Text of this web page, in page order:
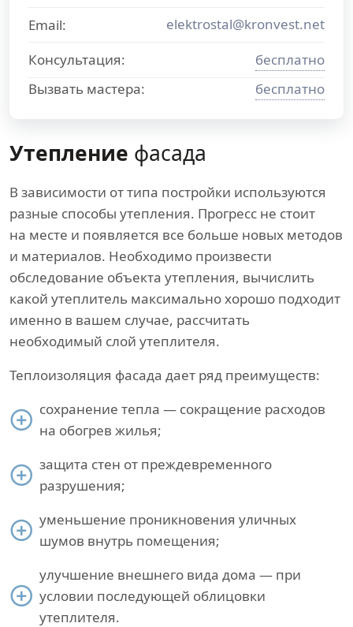
Утепление фасада
В зависимости от типа постройки используются
разные способы утепления. Прогресс не стоит
на месте и появляется все больше новых методов
и материалов. Необходимо произвести
обследование объекта утепления, вычислить
какой утеплитель максимально хорошо подходит
именно в вашем случае, рассчитать
необходимый слой утеплителя.
Теплоизоляция фасада дает ряд преимуществ:
Email:
elektrostal@kronvest.net
Консультация:
бесплатно
Вызвать мастера:
бесплатно
сохранение тепла — сокращение расходов
на обогрев жилья;
защита стен от преждевременного
разрушения;
уменьшение проникновения уличных
шумов внутрь помещения;
улучшение внешнего вида дома — при
условии последующей облицовки
утеплителя.